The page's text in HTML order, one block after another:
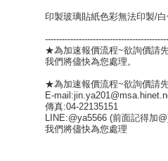
印製玻璃貼紙色彩無法印製/
★為加速報價流程~欲詢價請
我們將儘快為您處理。
★為加速報價流程~欲詢價請
E-
傳真:04-22135151
LINE:@ya5566 (前面記得加
我們將儘快為您處理